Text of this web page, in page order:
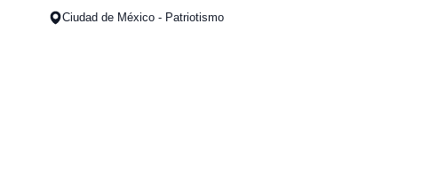
Ciudad de México - Patriotismo